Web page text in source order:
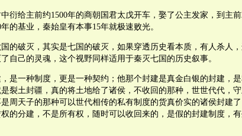
衍给主前约1500年的商朝国君太戊开车，娶了公主发家，到主
的基业，秦始皇有本事15年就极速败光。
的破灭，其实是七国的破灭，如果穿透历史看本质，有人杀人
自己的灵魂，这个视野同样适用于秦灭七国的历史叙事。
是一种制度，更是一种契约；他那个封建是真金白银的封建，
裂土封疆，真的将土地给了诸侯，不收回的那种，世世代代，
周天子的那种可以世代相传的私有制度的货真价实的诸侯封建
的分建，不是所有权，随时可以收回来的，是假的封建制度，